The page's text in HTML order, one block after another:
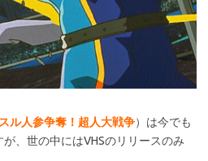
ル人参争奪！超人大戦争）は今でも
、世の中にはVHSのリリースのみ